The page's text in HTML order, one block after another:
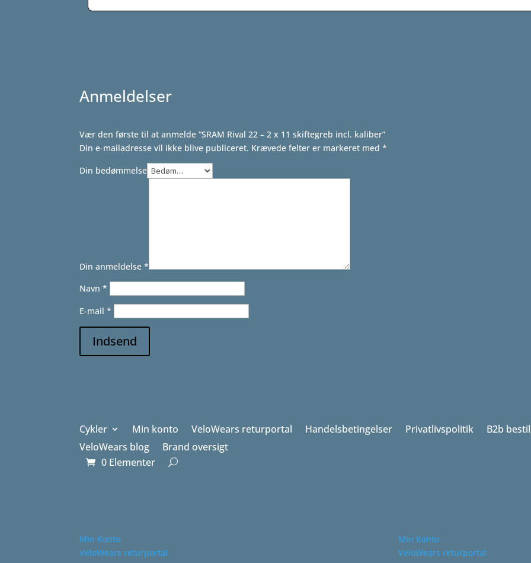
oprindeligeaktuelle
Anmeldelser
Vær den første til at anmelde “SRAM Rival 22 – 2 x 11 skiftegreb incl. kaliber”
Din e-mailadresse vil ikke blive publiceret. Krævede felter er markeret med*
Din bedømmelse
Din anmeldelse*
Navn*
E-mail*
Indsend
Cykler Min konto VeloWears returportal Handelsbetingelser Privatlivspolitik B2b
VeloWears blog
Brand oversigt
0 Elementer
Min Konto
VeloWears returportal
Min Konto
VeloWears returportal